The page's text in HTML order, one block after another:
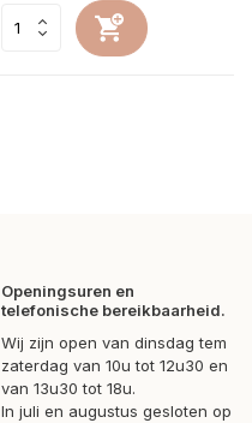
Openingsuren en
telefonische bereikbaarheid.
Wij zijn open van dinsdag tem
zaterdag van 10u tot 12u30 en
van 13u30 tot 18u.
In juli en augustus gesloten op